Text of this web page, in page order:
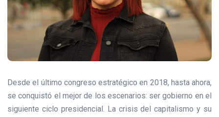
Desde el último congreso estratégico en 2018, hasta ahora,
se conquistó el mejor de los escenarios: ser gobierno en el
siguiente ciclo presidencial. La crisis del capitalismo y su